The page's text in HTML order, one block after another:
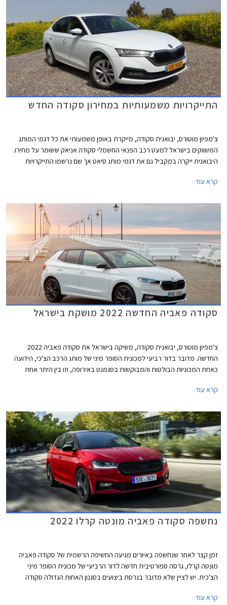
התייקרויות משמעותיות במחירון סקודה החדש
צ'מפיון מוטורס, יבואנית סקודה, מייקרת באופן משמעותי את כל דגמי המותג
המשווקים בישראל למעט רכב הפנאי החשמלי סקודה אניאק ששומר על מחירו.
היבואנית ייקרה במקביל גם את דגמי מותג סיאט אך שם נרשמו התייקרויות
קרא עוד
סקודה פאביה החדשה 2022 מושקת בישראל
צ'מפיון מוטורס, יבואנית סקודה, משיקה בישראל את סקודה פאביה 2022
החדשה. מדובר בדור רביעי למכונית הסופר מיני של מותג הרכב הצ'כי, הידועה
כאחת המכוניות הבולטות והמבוקשות בסגמנט באירופה, וזו בין היתר אחת
15,000 ₪ ביחס לגרסה האוטומטית המקבילה של הדור היוצא. בשלב זה לא
יוצע הדגם בישראל עם תיבת הילוכים ידנית.
קרא עוד
נחשפה סקודה פאביה מונטה קרלו 2022
זמן קצר לאחר שנחשפה באיורים מגיעה החשיפה הרשמית של סקודה פאביה
מונטה קרלו, גרסה ספורטיבית חדשה לדור הרביעי של מכונית הסופר מיני
הצ'כית. יש לציין שלא מדובר בגרסת ביצועים בסגנון האחות הגדולה סקודה
קרא עוד